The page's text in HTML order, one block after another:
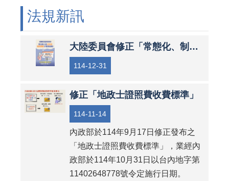
法規新訊
大陸委員會修正「常態化、制度化查核人員範圍表」
114-12-31
修正「地政士證照費收費標準」
114-11-14
內政部於114年9月17日修正發布之
「地政士證照費收費標準」，業經內
政部於114年10月31日以台內地字第
11402648778號令定施行日期。